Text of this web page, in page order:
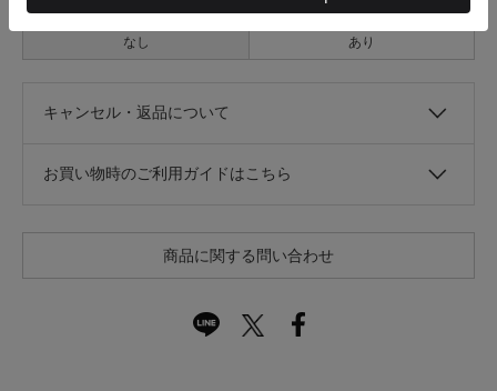
なし あり
キャンセル・返品について
お買い物時のご利用ガイドはこちら
商品に関する問い合わせ